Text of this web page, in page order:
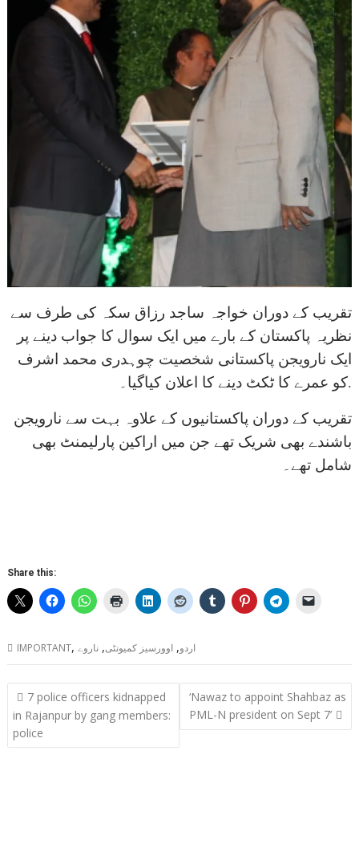
تقریب کے دوران خواجہ ساجد رزاق سکہ کی طرف سے
نظریہ پاکستان کے بارے میں ایک سوال کا جواب دینے پر
ایک نارویجن پاکستانی شخصیت چوہدری محمد اشرف
کو عمرے کا ٹکٹ دینے کا اعلان کیاگیا۔.
تقریب کے دوران پاکستانیوں کے علاوہ بہت سے نارویجن
باشندے بھی شریک تھے جن میں اراکین پارلیمنٹ بھی
شامل تھے۔
Share this:
IMPORTANT, اردو, اوورسیز کمیونٹی, ناروے
Post
navigation
7 police officers kidnapped
in Rajanpur by gang members:
police
‘Nawaz to appoint Shahbaz as
PML-N president on Sept 7’